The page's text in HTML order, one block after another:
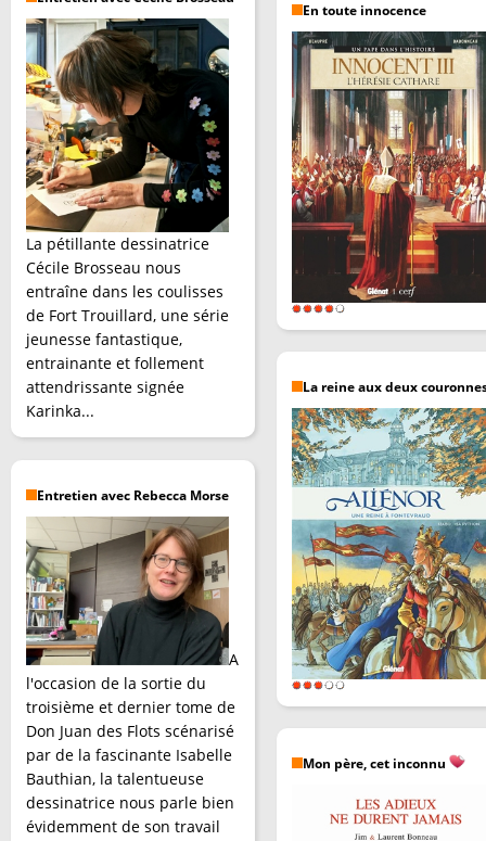
La pétillante dessinatrice
Cécile Brosseau nous
entraîne dans les coulisses
de Fort Trouillard, une série
jeunesse fantastique,
entrainante et follement
attendrissante signée
Karinka...
Entretien avec Rebecca Morse
A
l'occasion de la sortie du
troisième et dernier tome de
Don Juan des Flots scénarisé
par de la fascinante Isabelle
Bauthian, la talentueuse
dessinatrice nous parle bien
évidemment de son travail
En toute innocence
La reine aux deux
Mon père, cet inconnu